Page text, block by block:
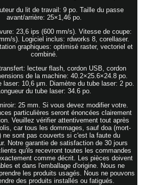
du lit de travail: 9 po. Taille du passe
avant/arrière: 25×1,46 po.
23,6 ips (600 mm/s). Vitesse de coupe:
s). Logiciel inclus: rdworks 8, corellaser.
graphiques: optimisé raster, vectoriel et
combiné.
lecteur flash, cordon USB, cordon
de la machine: 40.2×25.6×24.8 po.
laser: 10,6 μm. Diamètre du tube laser: 2 po.
Longueur du tube laser: 34.6 po.
25 mm. Si vous devez modifier votre.
particulières seront énoncées clairement
Veuillez vérifier attentivement tout après
car tous les dommages, sauf doa (mort-
ne sont pas couverts si c'est la faute du
Notre garantie de satisfaction de 30 jours
qu'ils recevront toutes les commandes
comme décrit. Les pièces doivent
et dans l'emballage d'origine. Nous ne
les produits usagés. Nous ne pouvons
des produits installés ou fatigués.